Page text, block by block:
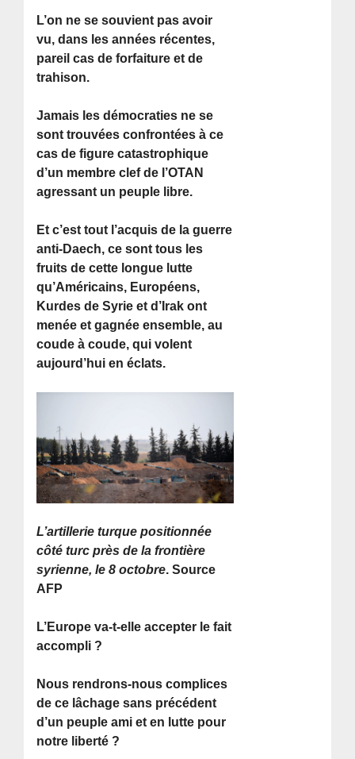
L’on ne se souvient pas avoir
vu, dans les années récentes,
pareil cas de forfaiture et de
trahison.
Jamais les démocraties ne se
sont trouvées confrontées à ce
cas de figure catastrophique
d’un membre clef de l’OTAN
agressant un peuple libre.
Et c’est tout l’acquis de la guerre
anti-Daech, ce sont tous les
fruits de cette longue lutte
qu’Américains, Européens,
Kurdes de Syrie et d’Irak ont
menée et gagnée ensemble, au
coude à coude, qui volent
aujourd’hui en éclats.
L’artillerie turque positionnée
côté turc près de la frontière
syrienne, le 8 octobre. Source
AFP
L’Europe va-t-elle accepter le fait
accompli ?
Nous rendrons-nous complices
de ce lâchage sans précédent
d’un peuple ami et en lutte pour
notre liberté ?